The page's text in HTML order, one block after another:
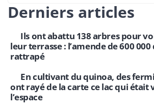
Derniers articles
Ils ont abattu 138 arbres pour
leur terrasse : l’amende de 600 000
rattrapé
En cultivant du quinoa, des
ont rayé de la carte ce lac qui était
l’espace